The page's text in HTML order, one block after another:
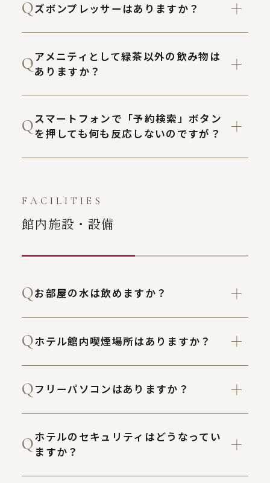
ズボンプレッサーはありますか？
アメニティとして緑茶以外の飲み物は
ありますか？
スマートフォンで「予約検索」ボタン
を押しても何も反応しないのですが？
FACILITIES
館内施設・設備
お部屋の水は飲めますか？
ホテル館内喫煙場所はありますか？
フリーパソコンはありますか？
ホテルのセキュリティはどうなってい
ますか？